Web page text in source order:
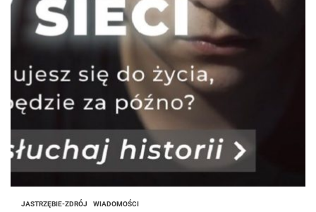
JASTRZĘBIE-ZDRÓJ WIADOMOŚCI